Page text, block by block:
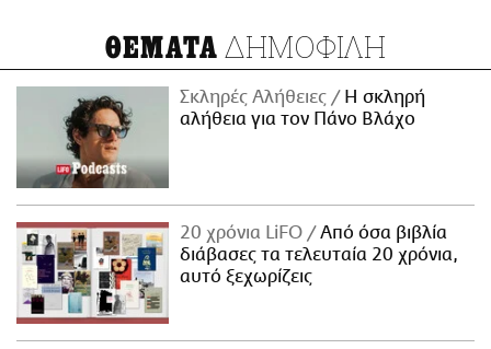
ΘΕΜΑΤΑ ΔΗΜΟΦΙΛΗ
Σκληρές Αλήθειες
H σκληρή
αλήθεια για τον Πάνο Βλάχο
20 χρόνια LiFO
Από όσα βιβλία
διάβασες τα τελευταία 20 χρόνια,
αυτό ξεχωρίζεις